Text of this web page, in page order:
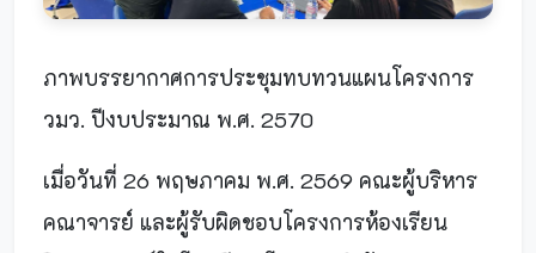
ภาพบรรยากาศการประชุมทบทวนแผนโครงการ
วมว. ปีงบประมาณ พ.ศ. 2570
เมื่อวันที่ 26 พฤษภาคม พ.ศ. 2569 คณะผู้บริหาร
คณาจารย์ และผู้รับผิดชอบโครงการห้องเรียน